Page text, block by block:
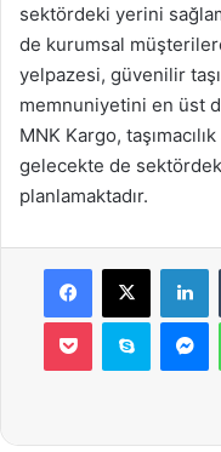
sektördeki yerini
de kurumsal
yelpazesi, güvenilir
memnuniyetini en üst
MNK Kargo,
gelecekte de
planlamaktadır.
Facebook
X
Pocket Skype